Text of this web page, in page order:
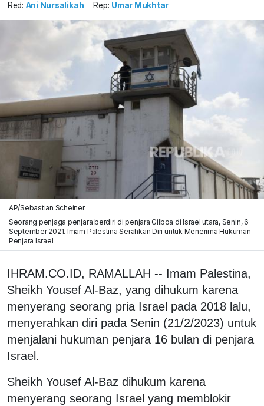
Red: Ani Nursalikah Rep: Umar Mukhtar
AP/Sebastian Scheiner
Seorang penjaga penjara berdiri di penjara Gilboa di Israel utara, Senin, 6
September 2021. Imam Palestina Serahkan Diri untuk Menerima Hukuman
Penjara Israel
IHRAM.CO.ID, RAMALLAH -- Imam Palestina,
Sheikh Yousef Al-Baz, yang dihukum karena
menyerang seorang pria Israel pada 2018 lalu,
menyerahkan diri pada Senin (21/2/2023) untuk
menjalani hukuman penjara 16 bulan di penjara
Israel.
Sheikh Yousef Al-Baz dihukum karena
menyerang seorang Israel yang memblokir